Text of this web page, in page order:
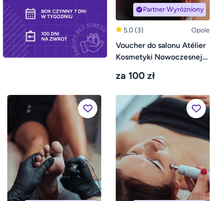
Partner Wyróżniony
5.0(3) Opole
Voucher do salonu Atélier
Kosmetyki Nowoczesnej
za 100 zł